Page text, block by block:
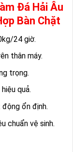
Đá Hải Âu
Bàn Chặt
24 giờ.
thân máy.
trọng.
quả.
ổn định.
chuẩn vệ sinh.